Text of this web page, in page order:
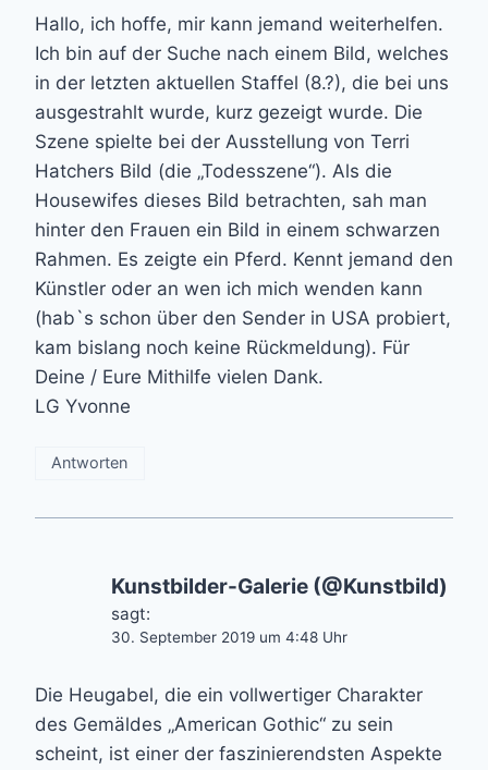
Hallo, ich hoffe, mir kann jemand weiterhelfen.
Ich bin auf der Suche nach einem Bild, welches
in der letzten aktuellen Staffel (8.?), die bei uns
ausgestrahlt wurde, kurz gezeigt wurde. Die
Szene spielte bei der Ausstellung von Terri
Hatchers Bild (die „Todesszene“). Als die
Housewifes dieses Bild betrachten, sah man
hinter den Frauen ein Bild in einem schwarzen
Rahmen. Es zeigte ein Pferd. Kennt jemand den
Künstler oder an wen ich mich wenden kann
(hab`s schon über den Sender in USA probiert,
kam bislang noch keine Rückmeldung). Für
Deine / Eure Mithilfe vielen Dank.
LG Yvonne
Antworten
Kunstbilder-Galerie (@Kunstbild)
sagt:
30. September 2019 um 4:48 Uhr
Die Heugabel, die ein vollwertiger Charakter
des Gemäldes „American Gothic“ zu sein
scheint, ist einer der faszinierendsten Aspekte